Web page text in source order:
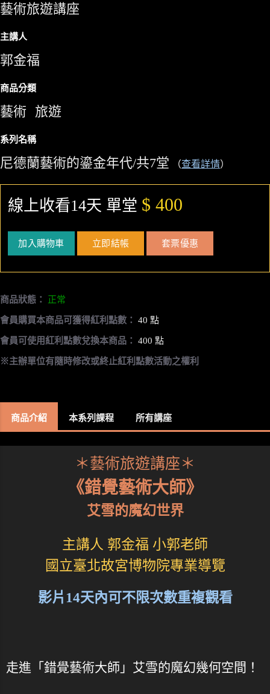
藝術旅遊講座
主講人
郭金福
商品分類
藝術 旅遊
系列名稱
尼德蘭藝術的鎏金年代/共7堂 （查看詳情）
線上收看14天 單堂 $ 400
加入購物車 立即結帳 套票優惠
商品狀態： 正常
會員購買本商品可獲得紅利點數： 40 點
會員可使用紅利點數兌換本商品： 400 點
※主辦單位有隨時修改或終止紅利點數活動之權利
商品介紹 本系列課程 所有講座
＊藝術旅遊講座＊
《錯覺藝術大師》
艾雪的魔幻世界
主講人 郭金福 小郭老師
國立臺北故宮博物院專業導覽
影片14天內可不限次數重複觀看
走進「錯覺藝術大師」艾雪的魔幻幾何空間！